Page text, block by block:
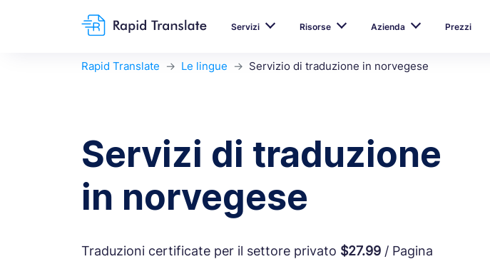
Servizi Risorse Azienda Prezzi
Rapid Translate Le lingue Servizio di traduzione in norvegese
Servizi di traduzione
in norvegese
Traduzioni certificate per il settore privato $27.99 / Pagina